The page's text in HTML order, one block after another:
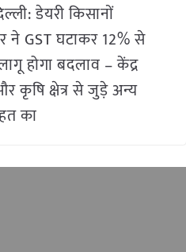
डेयरी किसानों
ने GST घटाकर 12% से
होगा बदलाव – केंद्र
कृषि क्षेत्र से जुड़े अन्य
का